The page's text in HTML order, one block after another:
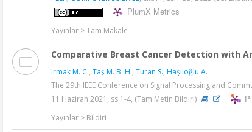
PlumX Metrics
Yayınlar > Tam Makale
Comparative Breast Cancer Detection with
Irmak M. C., Taş M. B. H., Turan S., Haşıloğlu A.
The 29th IEEE Conference on Signal Processing and
11 Haziran 2021, ss.1-4, (Tam Metin Bildiri)
Yayınlar > Bildiri